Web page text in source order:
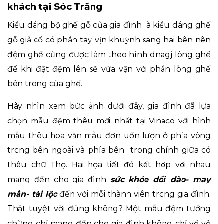
khách tại Sóc Trăng
Kiểu dáng bộ ghế gỗ của gia đình là kiểu dáng ghế
gỗ giả cổ có phần tay vịn khuỳnh sang hai bên nên
đệm ghế cũng được làm theo hình dnagj lòng ghế
để khi đặt đệm lên sẽ vừa vặn với phần lòng ghế
bên trong của ghế.
Hãy nhìn xem bức ảnh dưới đây, gia đình đã lựa
chọn mẫu đệm thêu mới nhất tại Vinaco với hình
mẫu thêu hoa văn mẫu đơn uốn lượn ở phía vòng
trong bên ngoài và phía bên trong chính giữa có
thêu chữ Thọ. Hai họa tiết đó kết hợp với nhau
mang đến cho gia đình sức khỏe dồi dào- may
mắn- tài lộcđến với mỗi thành viên trong gia đình.
Thật tuyệt vời đúng không? Một mẫu đệm tưởng